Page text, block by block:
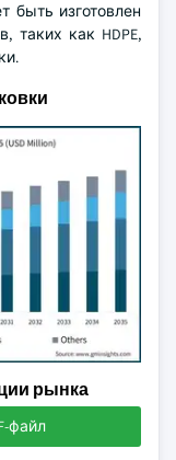
быть изготовлен
таких как HDPE,
рынка
файл